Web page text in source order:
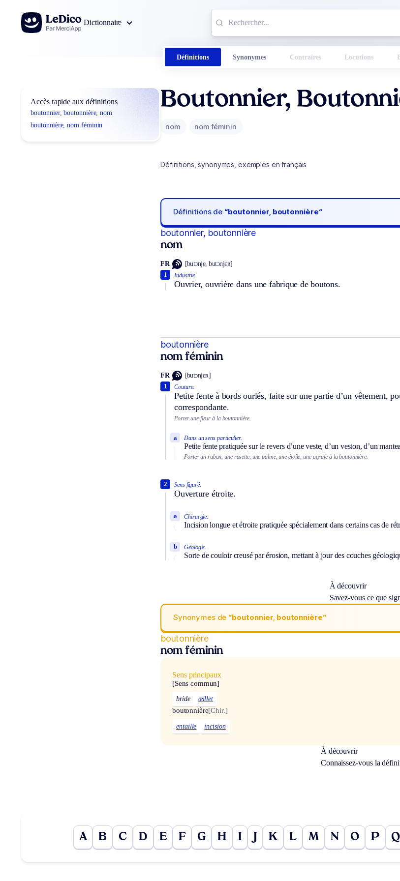
Aller au contenu
Dictionnaire
Définitions Synonymes Contraires Locutions
Accès rapide aux définitions
boutonnier, boutonnière, nom
boutonnière, nom féminin
Boutonnier,
nom nom féminin
Définitions, synonymes, exemples en français
Définitions de “boutonnier, boutonnière“
boutonnier, boutonnière
nom
FR [butɔnje, butɔnjɛʀ]
Industrie.
Ouvrier, ouvrière dans une fabrique de boutons.
1
boutonnière
nom féminin
FR [butɔnjɛʀ]
Couture.
Petite fente à bords ourlés, faite sur une partie d’un vêtement,
correspondante.
1
Porter une fleur à la boutonnière.
Dans un sens particulier.
Petite fente pratiquée sur le revers d’une veste, d’un veston, d’un
a
Porter un ruban, une rosette, une palme, une étoile, une agrafe à la boutonnière.
Sens figuré.
Ouverture étroite.
2
Chirurgie.
Incision longue et étroite pratiquée spécialement dans certains cas de
a
Géologie.
Sorte de couloir creusé par érosion, mettant à jour des couches
b
À découvrir
Savez-vous ce que
Synonymes de “boutonnier, boutonnière“
boutonnière
nom féminin
Sens principaux
[Sens commun]
bride œillet
boutonnière[Chir.]
entaille incision
À découvrir
Connaissez-vous la
A B C D E F G H I J K L M N O P Q